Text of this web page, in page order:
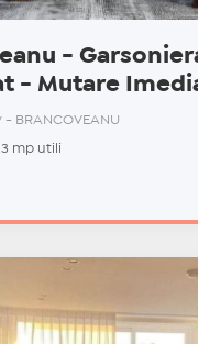
-
- Mutare
BRANCOVEANU
mp utili